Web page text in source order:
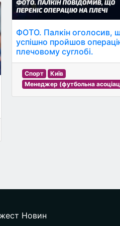
ФОТО. Палкін оголосив,
успішно пройшов
плечовому суглобі.
Спорт
Київ
Менеджер (футбольна
Новин